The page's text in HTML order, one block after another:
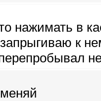
нажимать в
к